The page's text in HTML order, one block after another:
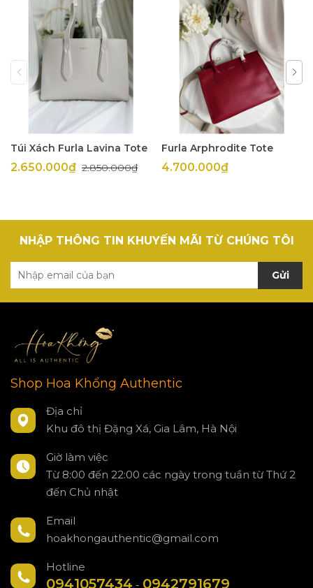
Túi Xách Furla Lavina Tote
2.650.000₫ 2.850.000₫
Furla Arphrodite Tote
4.700.000₫
NHẬP THÔNG TIN KHUYẾN MÃI TỪ CHÚNG TÔI
Gửi
Shop Hoa Khổng Authentic
Địa chỉ
Khu đô thị Đặng Xá, Gia Lâm, Hà Nội
Giờ làm việc
Từ 8:00 đến 22:00 các ngày trong tuần từ Thứ 2
đến Chủ nhật
Email
hoakhongauthentic@gmail.com
Hotline
0941057434 - 0942791679